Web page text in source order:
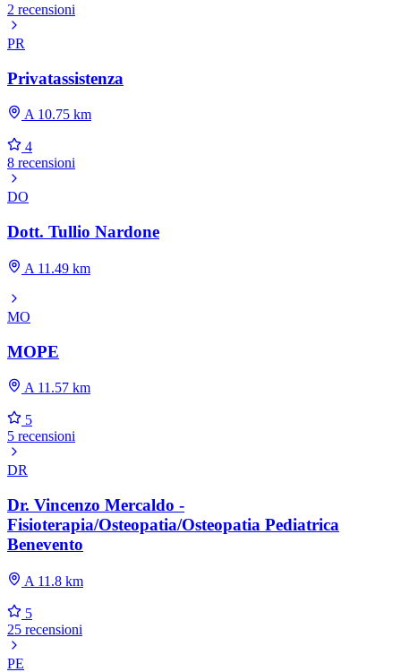
2 recensioni
PR
Privatassistenza
A 10.75 km
4
8 recensioni
DO
Dott. Tullio Nardone
A 11.49 km
MO
MOPE
A 11.57 km
5
5 recensioni
DR
Dr. Vincenzo Mercaldo -
Fisioterapia/Osteopatia/Osteopatia Pediatrica
Benevento
A 11.8 km
5
25 recensioni
PE